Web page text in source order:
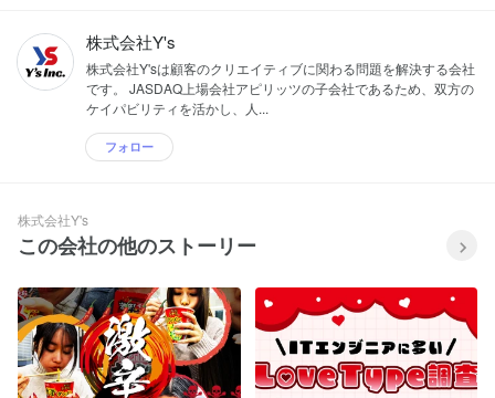
株式会社Y's
株式会社Y'sは顧客のクリエイティブに関わる問題を解決する会社
です。 JASDAQ上場会社アピリッツの子会社であるため、双方の
ケイパビリティを活かし、人...
フォロー
株式会社Y's
この会社の他のストーリー